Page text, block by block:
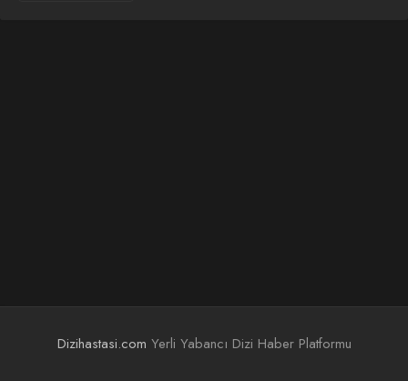
Dizihastasi.com Yerli Yabancı Dizi Haber Platformu